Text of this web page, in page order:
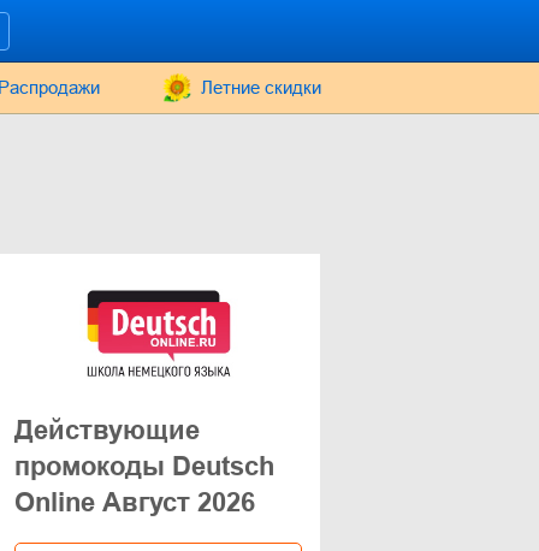
Распродажи Летние скидки
Действующие
промокоды Deutsch
Online Август 2026